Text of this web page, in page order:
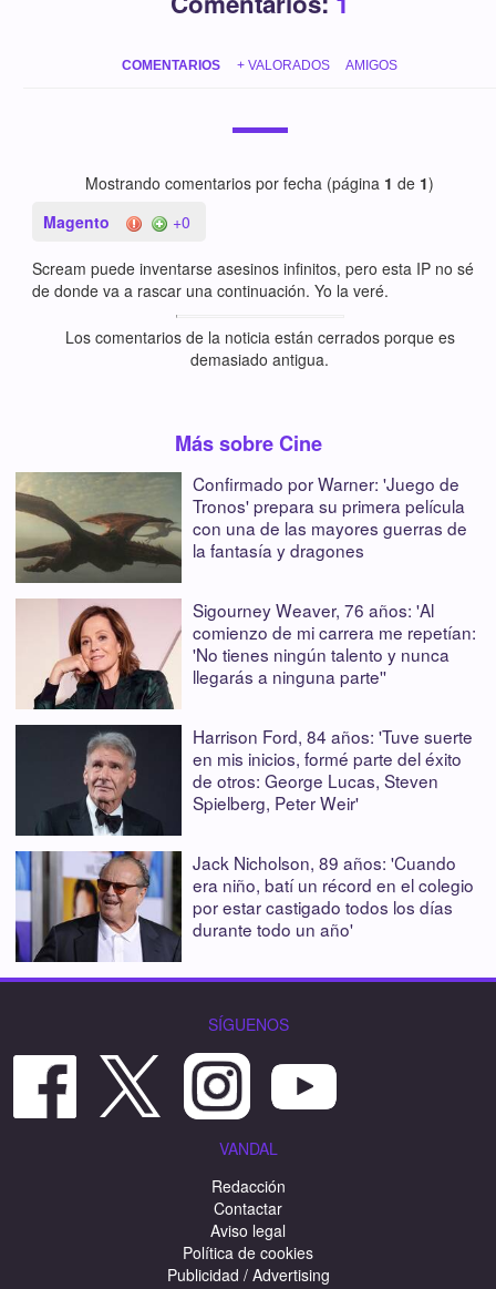
COMENTARIOS + VALORADOS AMIGOS
Mostrando comentarios por fecha (página 1 de 1)
Magento
+0
Scream puede inventarse asesinos infinitos, pero esta IP no sé
de donde va a rascar una continuación. Yo la veré.
Los comentarios de la noticia están cerrados porque es
demasiado antigua.
Más sobre Cine
Confirmado por Warner: 'Juego de
Tronos' prepara su primera película
con una de las mayores guerras de
la fantasía y dragones
Sigourney Weaver, 76 años: 'Al
comienzo de mi carrera me repetían:
'No tienes ningún talento y nunca
llegarás a ninguna parte''
Harrison Ford, 84 años: 'Tuve suerte
en mis inicios, formé parte del éxito
de otros: George Lucas, Steven
Spielberg, Peter Weir'
Jack Nicholson, 89 años: 'Cuando
era niño, batí un récord en el colegio
por estar castigado todos los días
durante todo un año'
SÍGUENOS
VANDAL
Redacción
Contactar
Aviso legal
Política de cookies
Publicidad / Advertising